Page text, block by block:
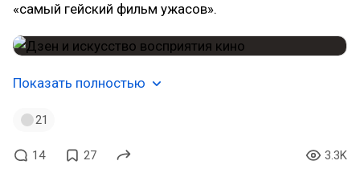
«самый гейский фильм ужасов».
Показать полностью
21
14 27 3.3K